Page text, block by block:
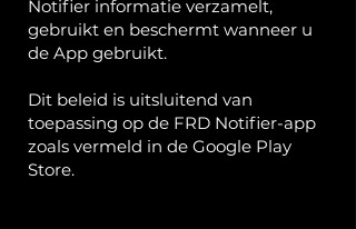
Notifier informatie verzamelt,
gebruikt en beschermt wanneer u
de App gebruikt.
Dit beleid is uitsluitend van
toepassing op de FRD Notifier-app
zoals vermeld in de Google Play
Store.